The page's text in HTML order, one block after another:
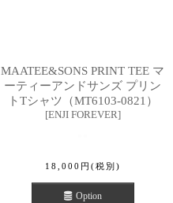
MAATEE&SONS PRINT TEE マ
ーティーアンドサンズ プリン
トTシャツ（MT6103-0821）
[ENJI FOREVER]
18,000 円 (税別)
Option